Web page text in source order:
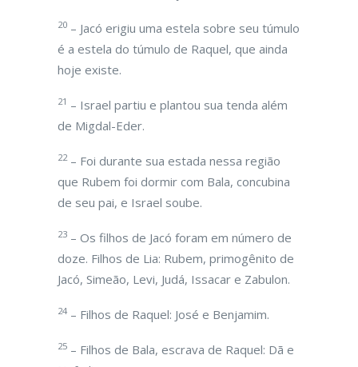
20 – Jacó erigiu uma estela sobre seu túmulo
é a estela do túmulo de Raquel, que ainda
hoje existe.
21 – Israel partiu e plantou sua tenda além
de Migdal-Eder.
22– Foi durante sua estada nessa região
que Rubem foi dormir com Bala, concubina
de seu pai, e Israel soube.
23 – Os filhos de Jacó foram em número de
doze. Filhos de Lia: Rubem, primogênito de
Jacó, Simeão, Levi, Judá, Issacar e Zabulon.
24 – Filhos de Raquel: José e Benjamim.
25 – Filhos de Bala, escrava de Raquel: Dã e